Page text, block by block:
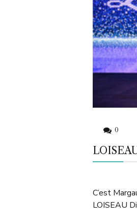
0
C’est
LOISEAU